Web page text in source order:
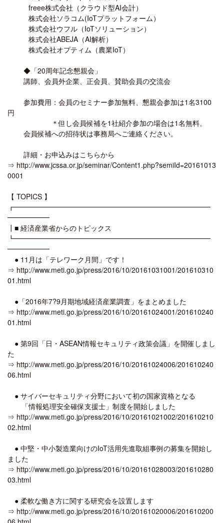
freee株式会社（クラウド型AI会計）
株式会社ソラコム(IoTプラットフォーム）
株式会社ウフル（IoTソリューション）
株式会社ABEJA（AI解析）
株式会社オプティム（農業IoT）
◆「20周年記念懇親会」
講師、会員外企業、正会員、賛助会員の交流会
参加費用：会員のセミナー参加無料、懇親会参加は1名3100
円
＊但し会員候補を1社紹介参加の場合は1名無料。
会員候補への招待状は事務局へご連絡ください。
詳細・お申込みはこちらから
⇒ http://www.jcssa.or.jp/seminar/Content1.php?semiId=20161013
0001
【 TOPICS 】
┏━━━━━━━━━━━━━━━━━━━━━━━━━━━━
━━━━━━
┃■ 経済産業省からのトピックス
┗━━━━━━━━━━━━━━━━━━━━━━━━━━━━
━━━━━━
● 11月は「テレワーク月間」です！
⇒ http://www.meti.go.jp/press/2016/10/20161031001/201610310
01.html
●「2016年7?9月期地域経済産業調査」をまとめました
⇒ http://www.meti.go.jp/press/2016/10/20161024001/201610240
01.html
● 第9回「日・ASEAN情報セキュリティ政策会議」を開催しまし
た
⇒ http://www.meti.go.jp/press/2016/10/20161024006/201610240
06.html
● サイバーセキュリティ分野において初の国家資格となる
「情報処理安全確保支援士」制度を開始しました
⇒ http://www.meti.go.jp/press/2016/10/20161021002/201610210
02.html
● 中堅・中小製造業向けのIoT活用先進取組事例の募集を開始し
ました
⇒ http://www.meti.go.jp/press/2016/10/20161028003/201610280
03.html
● 柔軟な働き方に関する研究会を設置します
⇒ http://www.meti.go.jp/press/2016/10/20161020006/201610200